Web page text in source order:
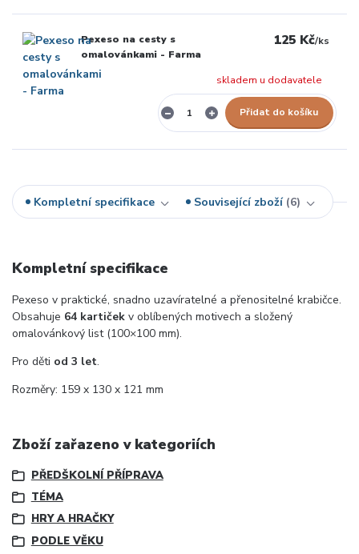
Pexeso na cesty s
omalovánkami - Farma
125 Kč/ks
skladem u dodavatele
Přidat do košíku
Kompletní specifikace Související zboží 6
Kompletní specifikace
Pexeso v praktické, snadno uzavíratelné a přenositelné krabičce.
Obsahuje 64 kartiček v oblíbených motivech a složený
omalovánkový list (100×100 mm).
Pro děti od 3 let.
Rozměry: 159 x 130 x 121 mm
Zboží zařazeno v kategoriích
PŘEDŠKOLNÍ PŘÍPRAVA
TÉMA
HRY A HRAČKY
PODLE VĚKU